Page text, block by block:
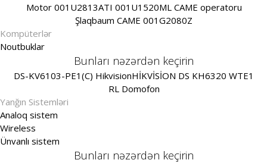
Motor 001U2813ATI 001U1520ML CAME operatoru
Şlaqbaum CAME 001G2080Z
Kompüterlər
Noutbuklar
Bunları nəzərdən keçirin
DS-KV6103-PE1(C) HikvisionHİKVİSİON DS KH6320 WTE1
RL Domofon
Yanğın Sistemləri
Analoq sistem
Wireless
Ünvanlı sistem
Bunları nəzərdən keçirin